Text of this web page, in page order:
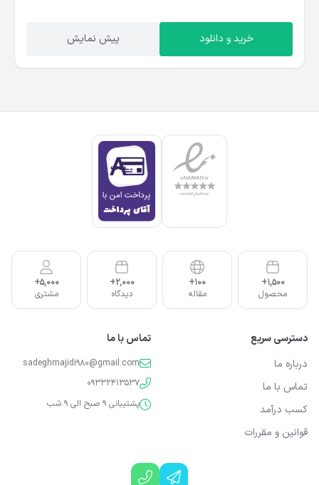
خرید و دانلود پیش نمایش
1,500+
محصول
100+
مقاله
2,000+
دیدگاه
5,000+
مشتری
دسترسی سریع
درباره ما
تماس با ما
کسب درآمد
قوانین و مقررات
تماس با ما
sadeghmajidi980@gmail.com
09332413537
پشتیبانی 9 صبح الی 9 شب